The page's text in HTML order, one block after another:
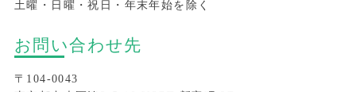
土曜・日曜・祝日・年末年始を除く
お問い合わせ先
〒104-0043